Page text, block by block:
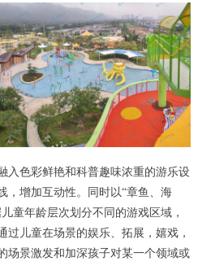
入色彩鲜艳和科普趣味浓重的游乐设
，增加互动性。同时以“章鱼、海
童年龄层次划分不同的游戏区域，
过儿童在场景的娱乐、拓展，嬉戏，
场景激发和加深孩子对某一个领域或